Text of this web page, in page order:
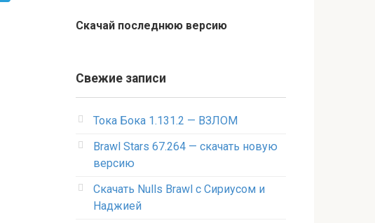
Скачай последнюю версию
Свежие записи
Тока Бока 1.131.2 — ВЗЛОМ
Brawl Stars 67.264 — скачать новую
версию
Скачать Nulls Brawl с Сириусом и
Наджией